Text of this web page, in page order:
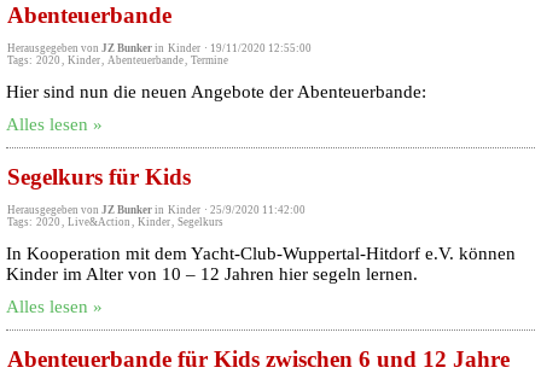
Abenteuerbande
Herausgegeben von JZ Bunker in Kinder · 19/11/2020 12:55:00
Tags: 2020 , Kinder, Abenteuerbande, Termine
Hier sind nun die neuen Angebote der Abenteuerbande:
Alles lesen »
Segelkurs für Kids
Herausgegeben von JZ Bunker in Kinder · 25/9/2020 11:42:00
Tags: 2020 , Live&Action , Kinder, Segelkurs
In Kooperation mit dem Yacht-Club-Wuppertal-Hitdorf e.V. können
Kinder im Alter von 10 – 12 Jahren hier segeln lernen.
Alles lesen »
Abenteuerbande für Kids zwischen 6 und 12 Jahre